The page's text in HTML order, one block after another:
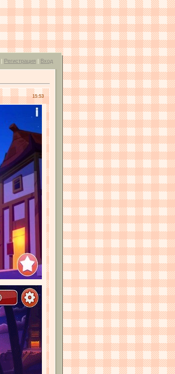
| Регистрация | Вход
15:53